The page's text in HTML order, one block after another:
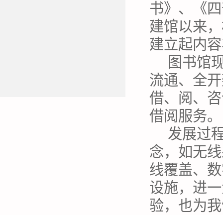
书》、《
建馆以来
建立起内
图书馆
流通、全
借、阅、
借阅服务。
发展过
念，如无
线覆盖、
设施，进
验，也为